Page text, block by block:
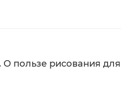
пользе рисования для